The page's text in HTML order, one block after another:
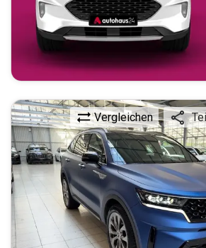
Vergleichen